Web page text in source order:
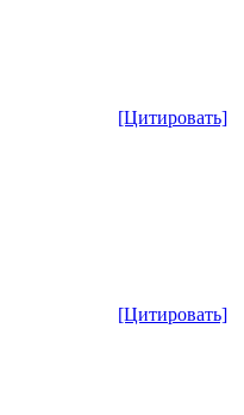
[Цитировать]
[Цитировать]